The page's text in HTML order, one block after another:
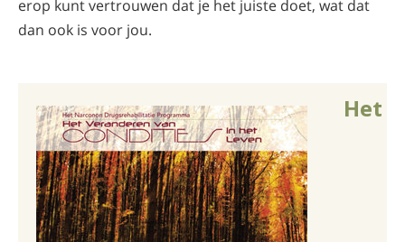
erop kunt vertrouwen dat je het juiste doet, wat dat
dan ook is voor jou.
Het